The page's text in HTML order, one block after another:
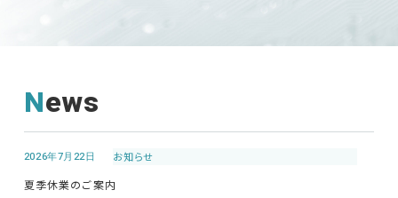
News
2026年7月22日 お知らせ
夏季休業のご案内